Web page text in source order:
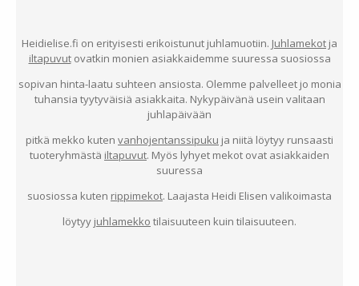
Heidielise.fi on erityisesti erikoistunut juhlamuotiin. Juhlamekot ja
iltapuvutovatkin monien asiakkaidemme suuressa suosiossa
sopivan hinta-laatu suhteen ansiosta. Olemme palvelleet jo monia
tuhansia tyytyväisiä asiakkaita. Nykypäivänä usein valitaan
juhlapäivään
pitkä mekko kuten vanhojentanssipuku ja niitä löytyy runsaasti
tuoteryhmästä iltapuvut. Myös lyhyet mekot ovat asiakkaiden
suuressa
suosiossa kuten rippimekot. Laajasta Heidi Elisen valikoimasta
löytyy juhlamekko tilaisuuteen kuin tilaisuuteen.